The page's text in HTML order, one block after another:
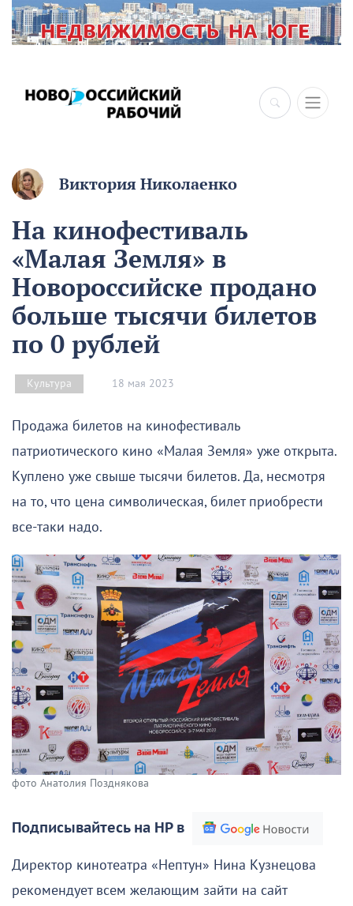
Виктория Николаенко
На кинофестиваль
«Малая Земля» в
Новороссийске продано
больше тысячи билетов
по 0 рублей
Культура 18 мая 2023
Продажа билетов на кинофестиваль
патриотического кино «Малая Земля» уже открыта.
Куплено уже свыше тысячи билетов. Да, несмотря
на то, что цена символическая, билет приобрести
все-таки надо.
фото Анатолия Позднякова
Подписывайтесь на НР в
Директор кинотеатра «Нептун» Нина Кузнецова
рекомендует всем желающим зайти на сайт